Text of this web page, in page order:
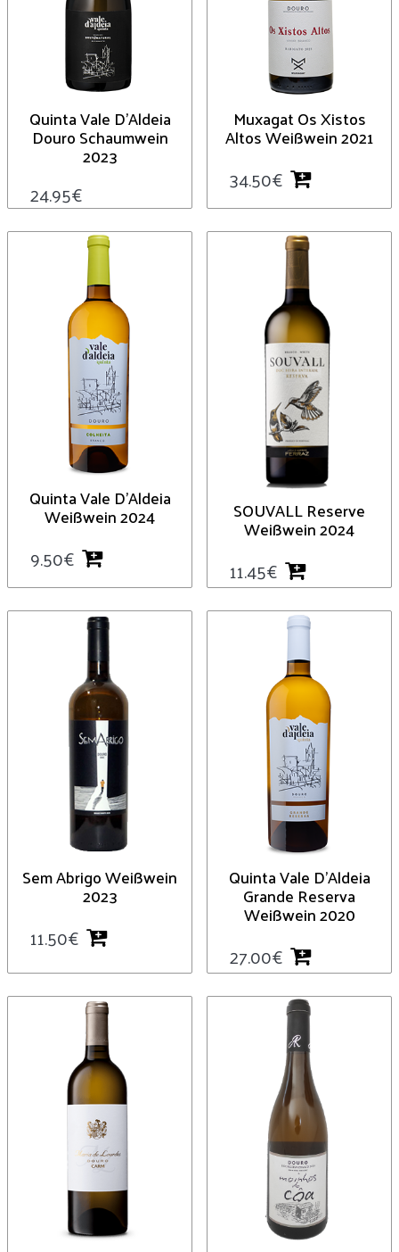
Quinta Vale D’Aldeia
Douro Schaumwein
2023
24.95€
Muxagat Os Xistos
Altos Weißwein 2021
34.50€
Quinta Vale D’Aldeia
Weißwein 2024
9.50€
SOUVALL Reserve
Weißwein 2024
11.45€
Sem Abrigo Weißwein
2023
11.50€
Quinta Vale D’Aldeia
Grande Reserva
Weißwein 2020
27.00€